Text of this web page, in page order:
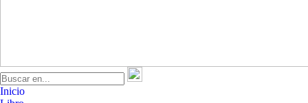
Inicio